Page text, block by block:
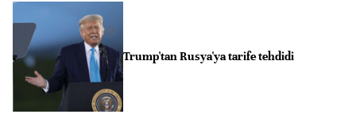
Trump'tan Rusya'ya tarife tehdidi